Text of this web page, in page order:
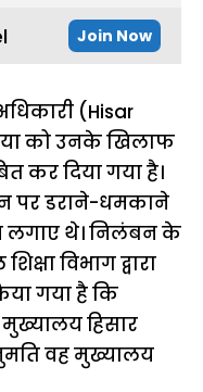
Join Now
(Hisar
को उनके खिलाफ
कर दिया गया है।
पर डराने-धमकाने
थे। निलंबन के
विभाग द्वारा
गया है कि
हिसार
वह मुख्यालय